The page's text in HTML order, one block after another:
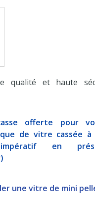
qualité et haute
offerte pour
de vitre cassée à
en
une vitre de mini